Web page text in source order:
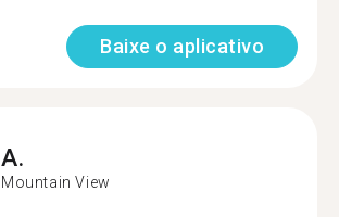
Baixe o aplicativo
A.
Mountain View